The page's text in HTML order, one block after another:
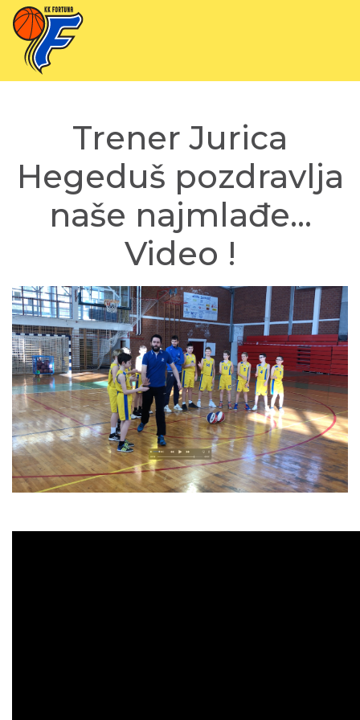
Trener Jurica
Hegeduš pozdravlja
naše najmlađe…
Video !